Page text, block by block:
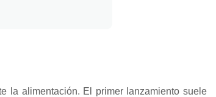
la alimentación. El primer lanzamiento suele